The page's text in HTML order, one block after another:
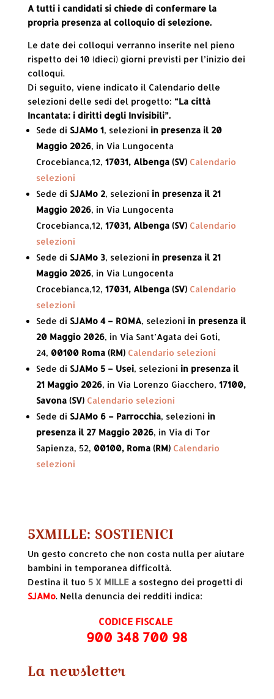
A tutti i candidati si chiede di confermare la
propria presenza al colloquio di selezione.
Le date dei colloqui verranno inserite nel pieno
rispetto dei 10 (dieci) giorni previsti per l’inizio dei
colloqui.
Di seguito, viene indicato il Calendario delle
selezioni delle sedi del progetto: “La città
Incantata: i diritti degli Invisibili”.
Sede di SJAMo 1, selezioni in presenza il 20
Maggio 2026, in Via Lungocenta
Crocebianca,12, 17031, Albenga (SV) Calendario
selezioni
Sede di SJAMo 2, selezioni in presenza il 21
Maggio 2026, in Via Lungocenta
Crocebianca,12, 17031, Albenga (SV) Calendario
selezioni
Sede di SJAMo 3, selezioni in presenza il 21
Maggio 2026, in Via Lungocenta
Crocebianca,12, 17031, Albenga (SV) Calendario
selezioni
Sede di SJAMo 4 – ROMA, selezioni in presenza il
20 Maggio 2026, in Via Sant’Agata dei Goti,
24, 00100 Roma (RM) Calendario selezioni
Sede di SJAMo 5 – Usei, selezioni in presenza il
21 Maggio 2026, in Via Lorenzo Giacchero, 17100,
Savona (SV) Calendario selezioni
Sede di SJAMo 6 – Parrocchia, selezioni in
presenza il 27 Maggio 2026, in Via di Tor
Sapienza, 52, 00100, Roma (RM) Calendario
selezioni
5XMILLE: SOSTIENICI
Un gesto concreto che non costa nulla per aiutare
bambini in temporanea difficoltà.
Destina il tuo 5 X MILLEa sostegno dei progetti di
SJAMo. Nella denuncia dei redditi indica:
CODICE FISCALE
900 348 700 98
La newsletter